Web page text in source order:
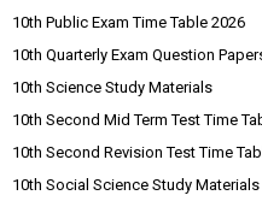
10th Public Exam Time Table 2026
10th Quarterly Exam Question
10th Science Study Materials
10th Second Mid Term Test Time
10th Second Revision Test Time
10th Social Science Study Materials